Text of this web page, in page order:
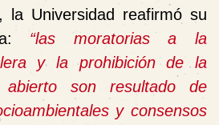
la Universidad reafirmó su
“las moratorias a la
y la prohibición de la
son resultado de
y consensos